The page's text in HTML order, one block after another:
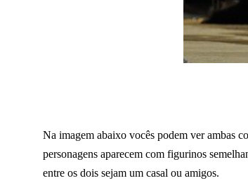
Na imagem abaixo vocês podem ver ambas
personagens aparecem com figurinos
entre os dois sejam um casal ou amigos.